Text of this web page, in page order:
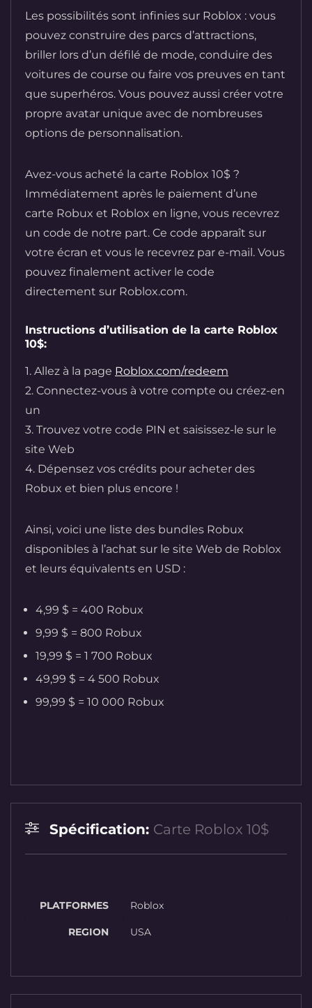
Les possibilités sont infinies sur Roblox : vous
pouvez construire des parcs d’attractions,
briller lors d’un défilé de mode, conduire des
voitures de course ou faire vos preuves en tant
que superhéros. Vous pouvez aussi créer votre
propre avatar unique avec de nombreuses
options de personnalisation.
Avez-vous acheté la carte Roblox 10$ ?
Immédiatement après le paiement d’une
carte Robux et Roblox en ligne, vous recevrez
un code de notre part. Ce code apparaît sur
votre écran et vous le recevrez par e-mail. Vous
pouvez finalement activer le code
directement sur Roblox.com.
Instructions d’utilisation de la carte Roblox
10$:
1. Allez à la page Roblox.com/redeem
2. Connectez-vous à votre compte ou créez-en
un
3. Trouvez votre code PIN et saisissez-le sur le
site Web
4. Dépensez vos crédits pour acheter des
Robux et bien plus encore !
Ainsi, voici une liste des bundles Robux
disponibles à l’achat sur le site Web de Roblox
et leurs équivalents en USD :
4,99 $ = 400 Robux
9,99 $ = 800 Robux
19,99 $ = 1 700 Robux
49,99 $ = 4 500 Robux
99,99 $ = 10 000 Robux
Spécification: Carte Roblox 10$
PLATFORMES Roblox
REGION USA